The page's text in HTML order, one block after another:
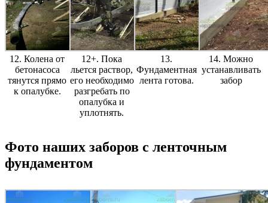
12. Колена от
бетонасоса
тянутся прямо
к опалубке.
12+. Пока
льется раствор,
его необходимо
разгребать по
опалубка и
уплотнять.
13.
Фундаментная
лента готова.
14. Можно
устанавливать
забор
Фото наших заборов с ленточным
фундаментом